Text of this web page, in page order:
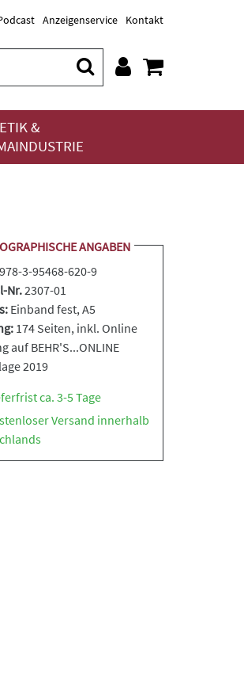
Anzeigenservice Kontakt
&
ANGABEN
978-3-95468-620-9
Nr.2307-01
Einband fest, A5
174 Seiten, inkl. Online
auf BEHR'S...ONLINE
2019
ca. 3-5 Tage
Versand innerhalb